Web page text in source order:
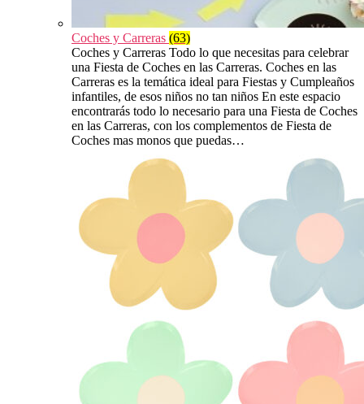
Coches y Carreras (63)
Coches y Carreras Todo lo que necesitas para celebrar
una Fiesta de Coches en las Carreras. Coches en las
Carreras es la temática ideal para Fiestas y Cumpleaños
infantiles, de esos niños no tan niños En este espacio
encontrarás todo lo necesario para una Fiesta de Coches
en las Carreras, con los complementos de Fiesta de
Coches mas monos que puedas…